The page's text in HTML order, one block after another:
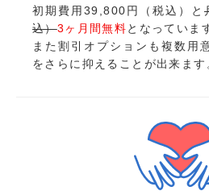
初期費用39,800円（税込）と
込）3ヶ月間無料となっていま
また割引オプションも複数用
をさらに抑えることが出来ます